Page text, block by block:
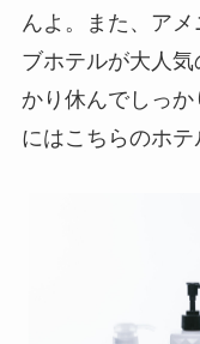
んよ。また、ア
ブホテルが大人
かり休んでしっ
にはこちらのホテ